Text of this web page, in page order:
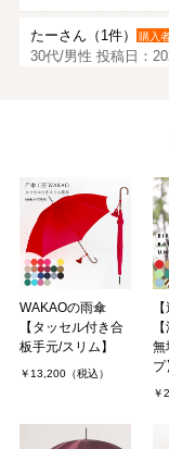
たーさん（1件） 購入
30代/男性 投稿日：
妻の誕生日のプレゼ
い物が出来ました。
りりさん（1件） 購入
東京都/女性 投稿日：
母へのプレゼントと
最近ではビニール傘
揃えが少なくなり、
きたので、この傘を
しるくまさん（1件）
WAKAOの雨傘
【タッセル付き合
板手元/スリム】
￥13,200（税込）
無
プ
￥